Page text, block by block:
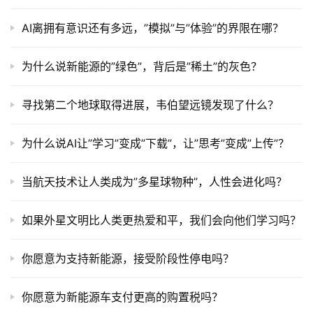
AI离拥有意识还有多远，”模拟”与”体验”的界限在哪？
为什么说新能源的”绿色”，背后是”稀土”的灰色？
寻找第二个地球取得进展，韦伯望远镜发现了什么？
为什么说AI让”学习”变成”下载”，让”思考”变成”上传”？
当航天技术让人类成为”多星球物种”，人性会进化吗？
如果外星文明比人类更热爱和平，我们会向他们学习吗？
你愿意为支持新能源，接受阶段性停电吗？
你愿意为新能源车支付更高的购置税吗？